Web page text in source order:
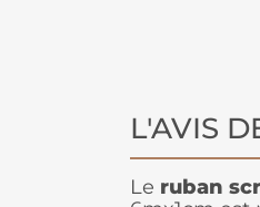
L'AVIS
Le ruban